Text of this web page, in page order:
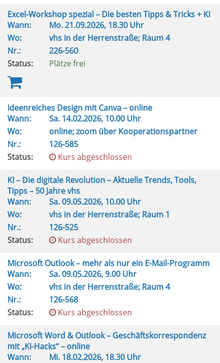
Excel-Workshop spezial – Die besten Tipps & Tricks + KI
Wann:
Mo.21.09.2026, 18.30 Uhr
Wo:
vhs in der Herrenstraße; Raum 4
Nr.:
226-560
Status:
Plätze frei
Ideenreiches Design mit Canva – online
Wann:
Sa. 14.02.2026, 10.00 Uhr
Wo:
online; zoom über Kooperationspartner
Nr.:
126-585
Status:
Kurs abgeschlossen
KI – Die digitale Revolution – Aktuelle Trends, Tools,
Tipps – 50 Jahre vhs
Wann:
Sa.09.05.2026, 10.00 Uhr
Wo:
vhs in der Herrenstraße; Raum 1
Nr.:
126-525
Status:
Kurs abgeschlossen
Microsoft Outlook – mehr als nur ein E-Mail-Programm
Wann:
Sa.09.05.2026, 9.00 Uhr
Wo:
vhs in der Herrenstraße; Raum 4
Nr.:
126-568
Status:
Kurs abgeschlossen
Microsoft Word & Outlook – Geschäftskorrespondenz
mit „KI-Hacks“ – online
Wann:
Mi. 18.02.2026, 18.30 Uhr